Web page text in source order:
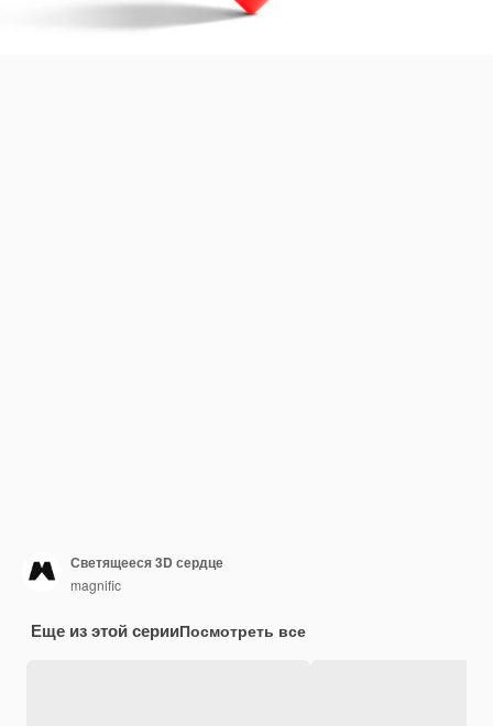
Светящееся 3D сердце
magnific
Еще из этой серииПосмотреть все